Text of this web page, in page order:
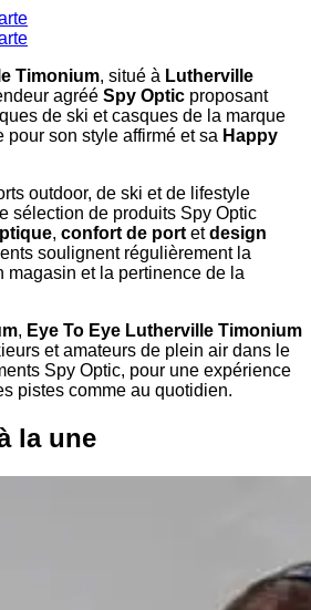
Timonium, situé à Lutherville
agréé Spy Optic proposant
de ski et casques de la marque
son style affirmé et sa Happy
outdoor, de ski et de lifestyle
sélection de produits Spy Optic
, confort de portetdesign
soulignent régulièrement la
magasin et la pertinence de la
, Eye To Eye Lutherville Timonium
et amateurs de plein air dans le
Spy Optic, pour une expérience
pistes comme au quotidien.
la une